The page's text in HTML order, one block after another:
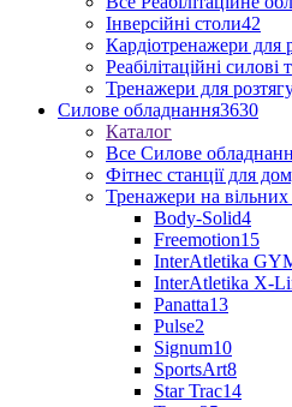
Інверсійні столи42
Кардіотренажери для
Реабілітаційні силові
Тренажери для
Силове обладнання3630
Каталог
Все Силове
Фітнес станції для
Тренажери на вільних
Body-Solid4
Freemotion15
InterAtletika
InterAtletika X-
Panatta13
Pulse2
Signum10
SportsArt8
Star Trac14